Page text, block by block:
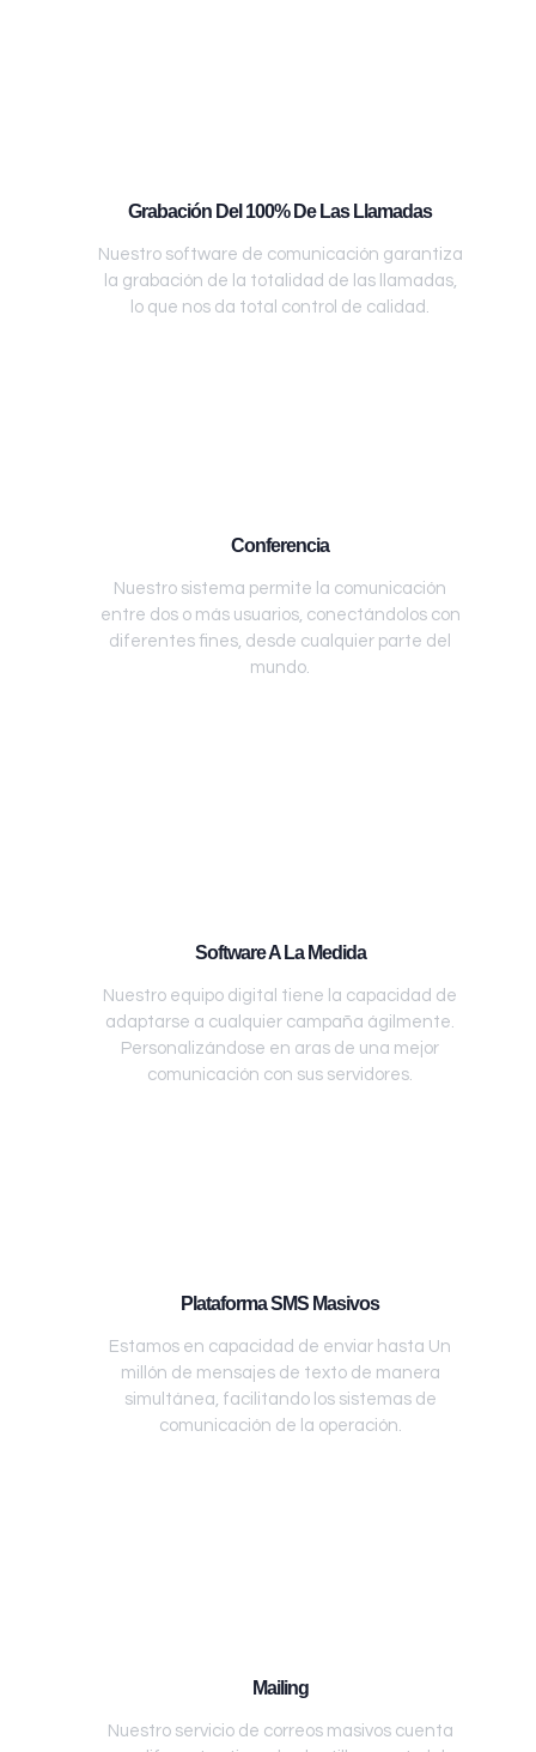
Grabación Del 100% De Las Llamadas
Nuestro software de comunicación garantiza
la grabación de la totalidad de las llamadas,
lo que nos da total control de calidad.
Conferencia
Nuestro sistema permite la comunicación
entre dos o más usuarios, conectándolos con
diferentes fines, desde cualquier parte del
mundo.
Software A La Medida
Nuestro equipo digital tiene la capacidad de
adaptarse a cualquier campaña ágilmente.
Personalizándose en aras de una mejor
comunicación con sus servidores.
Plataforma SMS Masivos
Estamos en capacidad de enviar hasta Un
millón de mensajes de texto de manera
simultánea, facilitando los sistemas de
comunicación de la operación.
Mailing
Nuestro servicio de correos masivos cuenta